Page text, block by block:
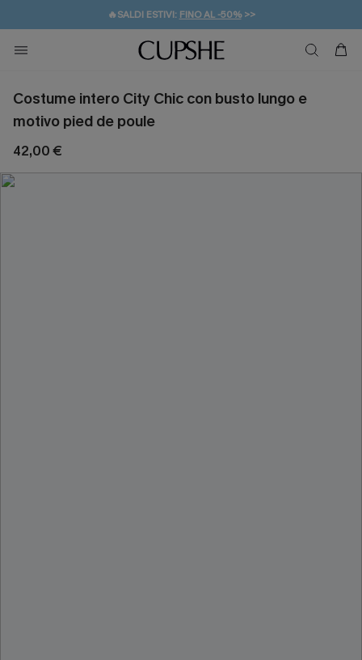
🔥SALDI ESTIVI: FINO AL -50%>>
🚚SPEDIZIONE GRATUITA DA 49€
💌REGALO PER I NUOVI: 20% DI SCONTO*
Costume intero City Chic con busto lungo e
motivo pied de poule
42,00 €